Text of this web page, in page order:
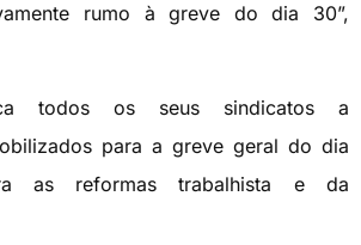
rumo à greve do dia 30”,
todos os seus sindicatos a
para a greve geral do dia
as reformas trabalhista e da